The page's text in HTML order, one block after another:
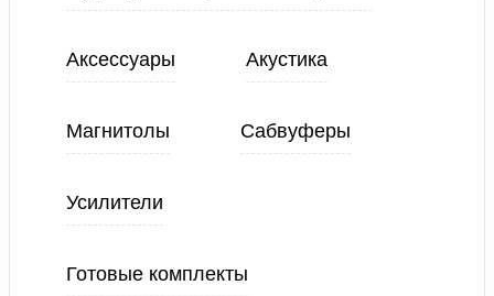
Аксессуары Акустика
Магнитолы Сабвуферы
Усилители
Готовые комплекты